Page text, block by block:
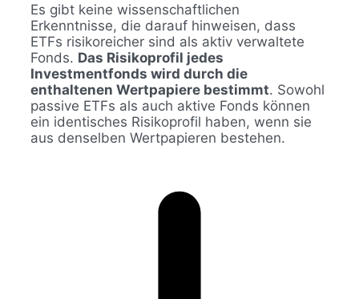
Es gibt keine wissenschaftlichen
Erkenntnisse, die darauf hinweisen, dass
ETFs risikoreicher sind als aktiv verwaltete
Fonds. Das Risikoprofil jedes
Investmentfonds wird durch die
enthaltenen Wertpapiere bestimmt. Sowohl
passive ETFs als auch aktive Fonds können
ein identisches Risikoprofil haben, wenn sie
aus denselben Wertpapieren bestehen.